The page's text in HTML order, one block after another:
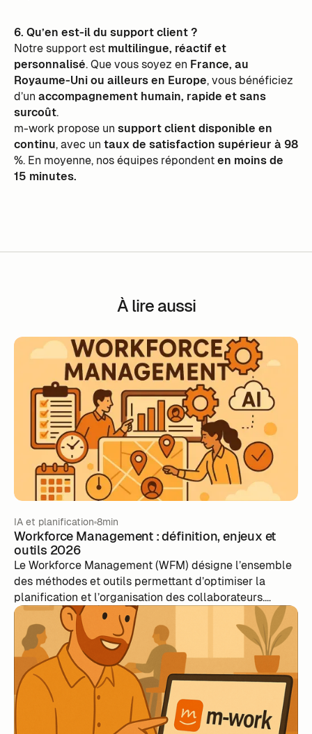
6. Qu’en est-il du support client ?
Notre support est multilingue, réactif et
personnalisé. Que vous soyez en France, au
Royaume-Uni ou ailleurs en Europe, vous bénéficiez
d’un accompagnement humain, rapide et sans
surcoût.
m-work propose un support client disponible en
continu, avec un taux de satisfaction supérieur à 98
%. En moyenne, nos équipes répondenten moins de
15 minutes.
À lire aussi
IA et planification 8min
Workforce Management : définition, enjeux et
outils 2026
Le Workforce Management (WFM) désigne l’ensemble
des méthodes et outils permettant d’optimiser la
planification et l’organisation des collaborateurs.
L’objectif est de mettre la bonne ressource au bon
moment, tout en conciliant productivité, coûts,
conformité légale et satisfaction des salariés. Cet
article propose une définition claire du WFM, explique
pourquoi il est devenu essentiel dans les entreprises
modernes et détaille ses principales composantes :
prévision (forecasting), planification (scheduling),
gestion en temps réel, suivi/reporting et conformité.